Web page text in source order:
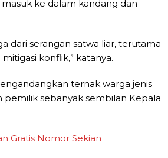
ke dalam kandang dan
dari serangan satwa liar, terutama
konflik,” katanya.
ternak warga jenis
pemilik sebanyak sembilan Kepala
Gratis Nomor Sekian